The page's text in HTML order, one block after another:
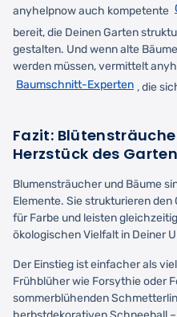
anyhelpnow auch kompetente
bereit, die Deinen Garten
gestalten. Und wenn alte
werden müssen, vermittelt
Baumschnitt-Experten , die
Fazit:
Herzstück des
Blumensträucher und Bäume
Elemente. Sie strukturieren
für Farbe und leisten
ökologischen Vielfalt in Deiner
Der Einstieg ist einfacher als
Frühblüher wie Forsythie oder
sommerblühenden